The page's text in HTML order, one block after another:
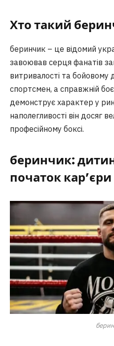
Хто такий
беринчик – це відомий
завоював серця фанатів
витривалості та бойовому
спортсмен, а справжній
демонструє характер у
наполегливості він досяг
професійному боксі.
беринчик:
початок кар’єри